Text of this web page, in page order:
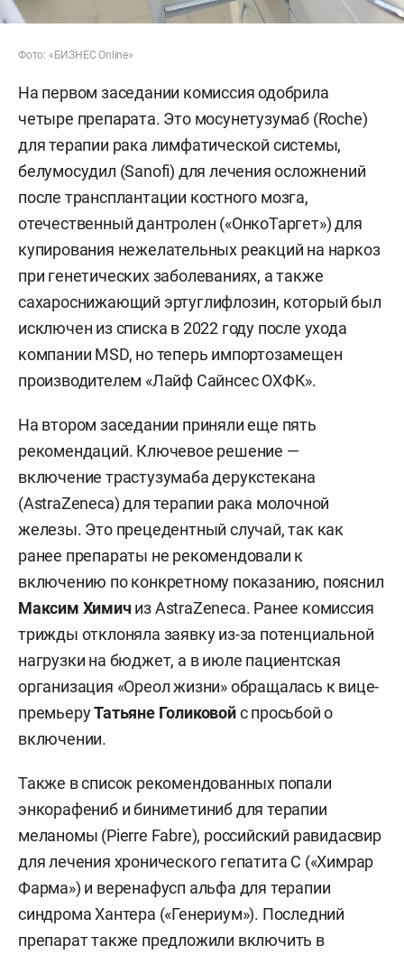
Фото: «БИЗНЕС Online»
На первом заседании комиссия одобрила
четыре препарата. Это мосунетузумаб (Roche)
для терапии рака лимфатической системы,
белумосудил (Sanofi) для лечения осложнений
после трансплантации костного мозга,
отечественный дантролен («ОнкоТаргет») для
купирования нежелательных реакций на наркоз
при генетических заболеваниях, а также
сахароснижающий эртуглифлозин, который был
исключен из списка в 2022 году после ухода
компании MSD, но теперь импортозамещен
производителем «Лайф Сайнсес ОХФК».
На втором заседании приняли еще пять
рекомендаций. Ключевое решение —
включение трастузумаба дерукстекана
(AstraZeneca) для терапии рака молочной
железы. Это прецедентный случай, так как
ранее препараты не рекомендовали к
включению по конкретному показанию, пояснил
Максим Химич из AstraZeneca. Ранее комиссия
трижды отклоняла заявку из-за потенциальной
нагрузки на бюджет, а в июле пациентская
организация «Ореол жизни» обращалась к вице-
премьеруТатьяне Голиковойс просьбой о
включении.
Также в список рекомендованных попали
энкорафениб и биниметиниб для терапии
меланомы (Pierre Fabre), российский равидасвир
для лечения хронического гепатита С («Химрар
Фарма») и веренафусп альфа для терапии
синдрома Хантера («Генериум»). Последний
препарат также предложили включить в